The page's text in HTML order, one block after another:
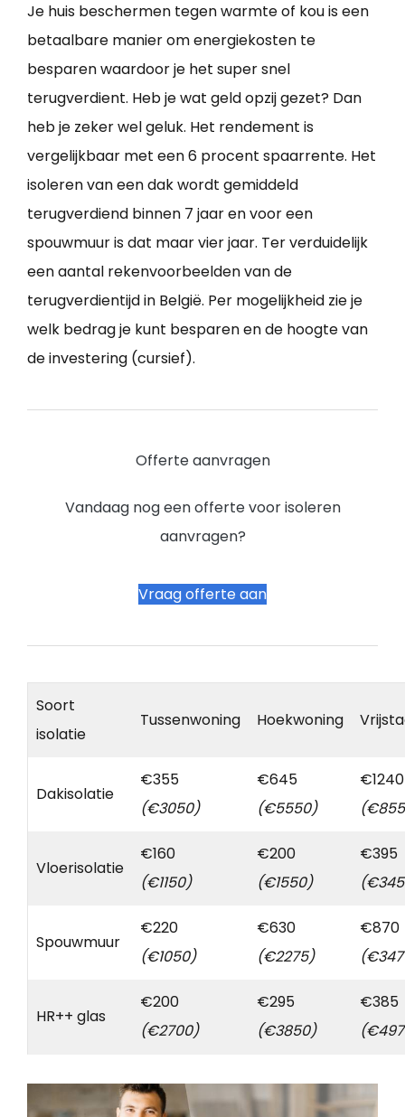
Je huis beschermen tegen warmte of kou is een
betaalbare manier om energiekosten te
besparen waardoor je het super snel
terugverdient. Heb je wat geld opzij gezet? Dan
heb je zeker wel geluk. Het rendement is
vergelijkbaar met een 6 procent spaarrente. Het
isoleren van een dak wordt gemiddeld
terugverdiend binnen 7 jaar en voor een
spouwmuur is dat maar vier jaar. Ter verduidelijk
een aantal rekenvoorbeelden van de
terugverdientijd in België. Per mogelijkheid zie je
welk bedrag je kunt besparen en de hoogte van
de investering (cursief).
Offerte aanvragen
Vandaag nog een offerte voor isoleren
aanvragen?
Vraag offerte aan
Soort
isolatie
Tussenwoning Hoekwoning
Dakisolatie
€355
(€3050)
€645
(€5550)
€1240
Vloerisolatie
€160
(€1150)
€200
(€1550)
€395
Spouwmuur
€220
(€1050)
€630
(€2275)
€870
HR++ glas
€200
(€2700)
€295
(€3850)
€385